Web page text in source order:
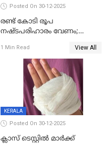
Posted On 30-12-2025
രണ്ട് കോടി രൂപ
നഷ്ടപരിഹാരം വേണം;
നോട്ടീസയച്ച് ഉമാ തോമസ്
1 Min Read View All
KERALA
Posted On 30-12-2025
ക്ലാസ് ടെസ്റ്റിൽ മാർക്ക്